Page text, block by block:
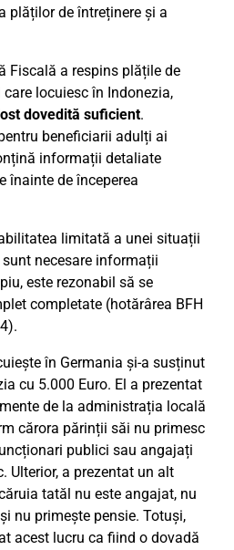
plăților de întreținere și a
Fiscală a respins plățile de
locuiesc în Indonezia,
dovedită suficient.
beneficiarii adulți ai
informații detaliate
înainte de începerea
limitată a unei situații
necesare informații
este rezonabil să se
completate (hotărârea BFH
în Germania și-a susținut
cu 5.000 Euro. El a prezentat
de la administrația locală
cărora părinții săi nu primesc
publici sau angajați
Ulterior, a prezentat un alt
tatăl nu este angajat, nu
nu primește pensie. Totuși,
acest lucru ca fiind o dovadă